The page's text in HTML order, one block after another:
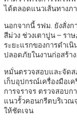
ได้ตลอดแนวเส้นทางภ
นอกจากนี้ รฟม. ยังสั่งก
สีม่วง ช่วงเตาปูน – ร
ระยะแรกของการดำเ
ปลอดภัยในงานก่อสร้าง
หมั่นตรวจสอบและจัดส
เก็บอุปกรณ์เครื่องมือเ
การจราจร ตรวจสอบ
แนวรั้วคอนกรีตบริเวณ
ให้ชัดเจน